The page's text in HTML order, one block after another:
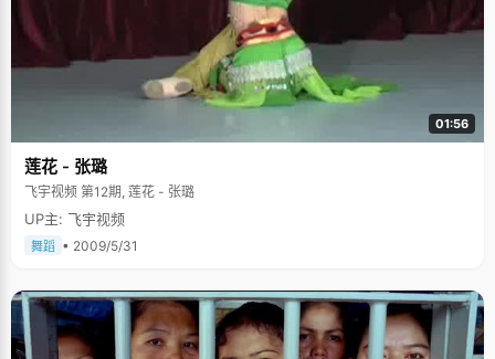
点小奖励，一个洋娃娃，一本书，就算一顿丰盛的晚餐，也能让刘涵感觉很
幸福，心里想下一次要考个第一给他们看看。周末的时候，爸爸妈妈经常带
刘涵出去玩，看到她在那埋头读书，就会在一边说："出来看电视吧"，或
者"出来上网吧"，每当这个时候，刘涵都不理睬他们。爸妈经常会给她很大
的钞票，50或者100，刘涵通常就只要一块或者两块钱来花。"他们就是利用
小孩子叛逆的心理，做别的家长认为不该做的事情，我反而会往别的家长认
为应该做的事情上去做，变得很自觉了。" 刘涵非常喜欢看鲁迅的杂文，
她觉得鲁迅的每篇文章都直指人心，是对人们灵魂和思想的拷问，"鲁迅的文
章，不仅是在批判国名性，也是在拷问每个人的心灵。每次读鲁迅的文章，
我都感觉接受了一次精神洗礼，受益很多。"刘涵对鲁迅的一句话感触很
深："真正的勇士，敢于正视淋漓的鲜血，敢于直面惨淡的人生，"面对挫折
不要逃避，更不要放弃。 状元寄语：引用美国一个著名教育学家的
话："成功其实很简单，成功就是一句话，成功等于一个伟大的目标和持之以
01:56
莲花 - 张璐
飞宇视频 第12期, 莲花 - 张璐
UP主: 飞宇视频
舞蹈 • 2009/5/31